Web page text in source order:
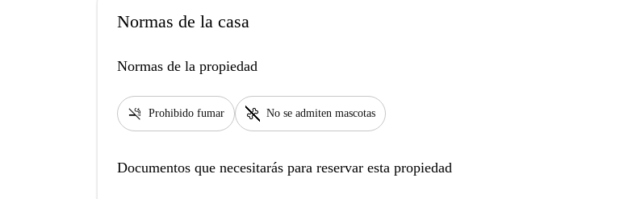
Normas de la casa
Normas de la propiedad
smoke_free Prohibido fumar pet_supplies No se admiten mascotas
Documentos que necesitarás para reservar esta propiedad